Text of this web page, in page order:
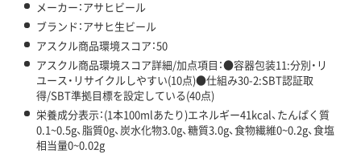
メーカー：アサヒビール
ブランド：アサヒ生ビール
アスクル商品環境スコア：50
アスクル商品環境スコア詳細/加点項目：●容器包装11:分別・リ
ユース・リサイクルしやすい(10点)●仕組み30-2:SBT認証取
得/SBT準拠目標を設定している(40点)
栄養成分表示：(1本100mlあたり)エネルギー41kcal、たんぱく質
0.1~0.5g、脂質0g、炭水化物3.0g、糖質3.0g、食物繊維0~0.2g、食塩
相当量0~0.02g